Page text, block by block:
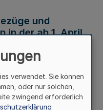
und
in der ab 1. April
verwendet. Sie können
oder nur solchen,
zwingend erforderlich